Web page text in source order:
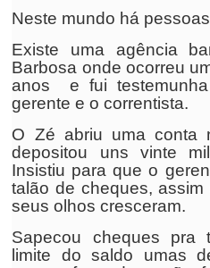
Neste mundo há
Existe uma agência
Barbosa onde ocorreu
anos e fui
gerente e o correntista.
O Zé abriu uma conta
depositou uns vinte
Insistiu para que o
talão de cheques,
seus olhos cresceram.
Sapecou cheques pra
limite do saldo umas